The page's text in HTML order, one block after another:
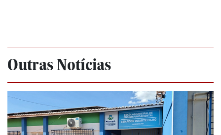
Outras Notícias